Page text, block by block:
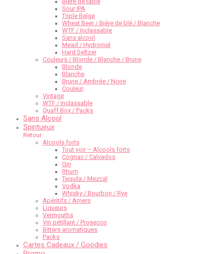
Sour IPA
Triple Belge
Wheat Beer / Bière de blé / Blanche
WTF / Inclassable
Sans alcool
Mead / Hydromel
Hard Seltzer
Couleurs / Blonde / Blanche / Brune
Blonde
Blanche
Brune / Ambrée / Noire
Couleur
Vintage
WTF / Inclassable
Quaff Box / Packs
Sans Alcool
Spiritueux
Retour
Alcools forts
Tout voir – Alcools forts
Cognac / Calvados
Gin
Rhum
Tequila / Mezcal
Vodka
Whisky / Bourbon / Rye
Apéritifs / Amers
Liqueurs
Vermouths
Vin pétillant / Prosecco
Bitters aromatiques
Packs
Cartes Cadeaux / Goodies